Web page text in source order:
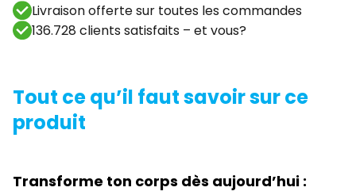
Livraison offerte sur toutes les commandes
136.728 clients satisfaits – et vous?
Tout ce qu’il faut savoir sur ce
produit
Transforme ton corps dès aujourd’hui :